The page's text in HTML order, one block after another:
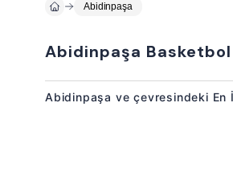
Abidinpaşa
Abidinpaşa Basketbol
Abidinpaşa ve çevresindeki En